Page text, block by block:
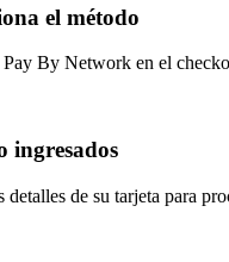
el método
By Network en el
ingresados
de su tarjeta para